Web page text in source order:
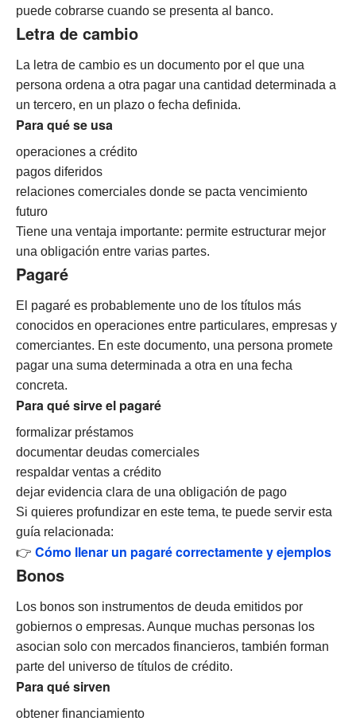
puede cobrarse cuando se presenta al banco.
Letra de cambio
La letra de cambio es un documento por el que una
persona ordena a otra pagar una cantidad determinada a
un tercero, en un plazo o fecha definida.
Para qué se usa
operaciones a crédito
pagos diferidos
relaciones comerciales donde se pacta vencimiento
futuro
Tiene una ventaja importante: permite estructurar mejor
una obligación entre varias partes.
Pagaré
El pagaré es probablemente uno de los títulos más
conocidos en operaciones entre particulares, empresas y
comerciantes. En este documento, una persona promete
pagar una suma determinada a otra en una fecha
concreta.
Para qué sirve el pagaré
formalizar préstamos
documentar deudas comerciales
respaldar ventas a crédito
dejar evidencia clara de una obligación de pago
Si quieres profundizar en este tema, te puede servir esta
guía relacionada:
👉 Cómo llenar un pagaré correctamente y ejemplos
Bonos
Los bonos son instrumentos de deuda emitidos por
gobiernos o empresas. Aunque muchas personas los
asocian solo con mercados financieros, también forman
parte del universo de títulos de crédito.
Para qué sirven
obtener financiamiento